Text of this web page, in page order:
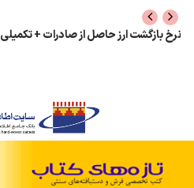
نرخ بازگشت ارز حاصل از صادرات + تکمیلی